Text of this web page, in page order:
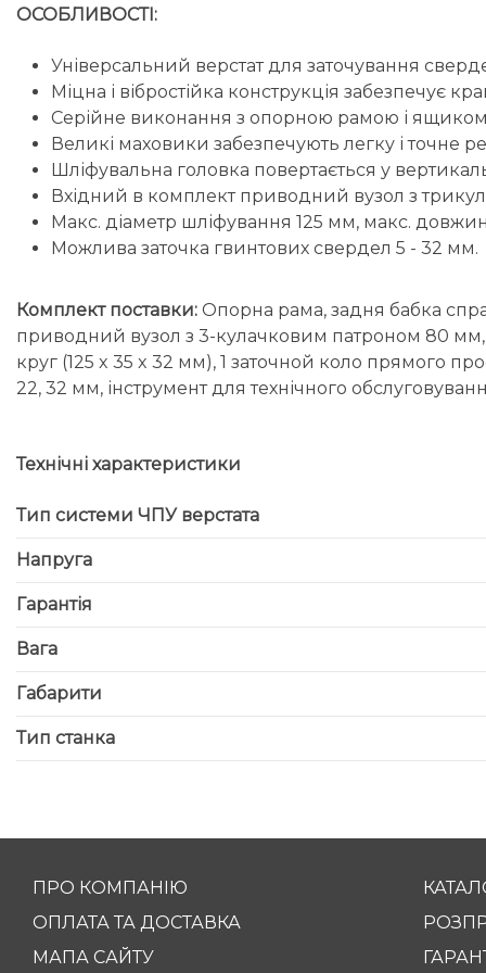
ОСОБЛИВОСТІ:
Універсальний верстат для заточування
Міцна і вібростійка конструкція забезпечує
Серійне виконання з опорною рамою і ящиком
Великі маховики забезпечують легку і точне
Шліфувальна головка повертається у
Вхідний в комплект приводний вузол з
Макс. діаметр шліфування 125 мм, макс.
Можлива заточка гвинтових свердел 5 - 32 мм.
Комплект поставки: Опорна рама, задня бабка
приводний вузол з 3-кулачковим патроном 80 мм,
круг (125 x 35 x 32 мм), 1 заточной коло прямого
22, 32 мм, інструмент для технічного
Технічні характеристики
Тип системи ЧПУ верстата
Напруга
Гарантія
Вага
Габарити
Тип станка
ПРО КОМПАНІЮ
ОПЛАТА ТА ДОСТАВКА
МАПА САЙТУ